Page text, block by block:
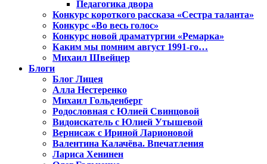
Педагогика двора
Конкурс короткого рассказа «Сестра таланта»
Конкурс «Во весь голос»
Конкурс новой драматургии «Ремарка»
Каким мы помним август 1991-го…
Михаил Швейцер
Блоги
Блог Лицея
Алла Нестеренко
Михаил Гольденберг
Родословная с Юлией Свинцовой
Видоискатель с Юлией Утышевой
Вернисаж с Ириной Ларионовой
Валентина Калачёва. Впечатления
Лариса Хенинен